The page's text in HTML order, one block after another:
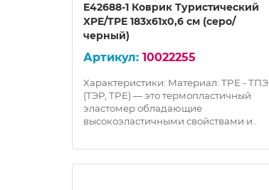
E42688-1 Коврик Туристический
XPE/TPE 183х61х0,6 см (серо/
черный)
10022255
Характеристики: Материал: TPE - ТПЭ
(ТЭР, TPE) — это термопластичный
эластомер обладающие
высокоэластичными свойствами и..